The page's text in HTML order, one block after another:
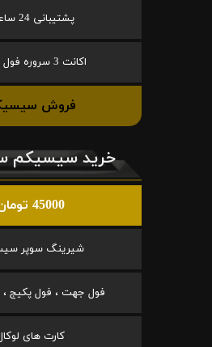
پشتیبانی 24 ساعته
اکانت 3 سروره فول آپشن
فروش
خرید سیسیکم
45000 تومان
شیرینگ سوپر
فول جهت ، فول پکیج ،
کارت های